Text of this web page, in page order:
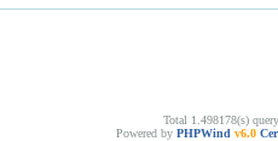
Total 1.498178(s)
Powered by PHPWind v6.0